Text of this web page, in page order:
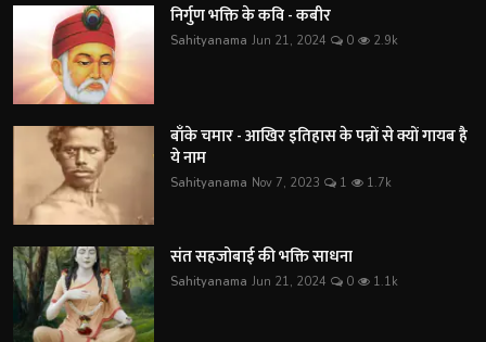
निर्गुण भक्ति के कवि - कबीर
Sahityanama Jun 21, 2024 0 2.9k
बाँके चमार - आखिर इतिहास के पन्नों से क्यों गायब है
ये नाम
Sahityanama Nov 7, 2023 1 1.7k
संत सहजोबाई की भक्ति साधना
Sahityanama Jun 21, 2024 0 1.1k